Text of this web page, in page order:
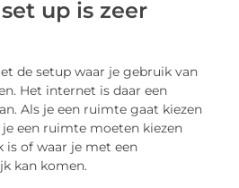
up is zeer
de setup waar je gebruik van
Het internet is daar een
Als je een ruimte gaat kiezen
een ruimte moeten kiezen
of waar je met een
kan komen.